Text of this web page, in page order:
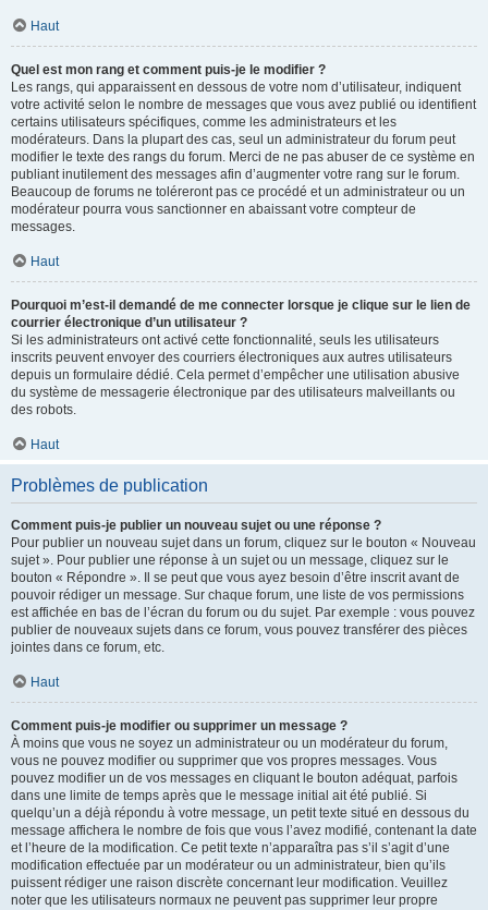
Haut
Quel est mon rang et comment puis-je le modifier ?
Les rangs, qui apparaissent en dessous de votre nom d’utilisateur, indiquent
votre activité selon le nombre de messages que vous avez publié ou identifient
certains utilisateurs spécifiques, comme les administrateurs et les
modérateurs. Dans la plupart des cas, seul un administrateur du forum peut
modifier le texte des rangs du forum. Merci de ne pas abuser de ce système en
publiant inutilement des messages afin d’augmenter votre rang sur le forum.
Beaucoup de forums ne toléreront pas ce procédé et un administrateur ou un
modérateur pourra vous sanctionner en abaissant votre compteur de
messages.
Haut
Pourquoi m’est-il demandé de me connecter lorsque je clique sur le lien de
courrier électronique d’un utilisateur ?
Si les administrateurs ont activé cette fonctionnalité, seuls les utilisateurs
inscrits peuvent envoyer des courriers électroniques aux autres utilisateurs
depuis un formulaire dédié. Cela permet d’empêcher une utilisation abusive
du système de messagerie électronique par des utilisateurs malveillants ou
des robots.
Haut
Problèmes de publication
Comment puis-je publier un nouveau sujet ou une réponse ?
Pour publier un nouveau sujet dans un forum, cliquez sur le bouton « Nouveau
sujet ». Pour publier une réponse à un sujet ou un message, cliquez sur le
bouton « Répondre ». Il se peut que vous ayez besoin d’être inscrit avant de
pouvoir rédiger un message. Sur chaque forum, une liste de vos permissions
est affichée en bas de l’écran du forum ou du sujet. Par exemple : vous pouvez
publier de nouveaux sujets dans ce forum, vous pouvez transférer des pièces
jointes dans ce forum, etc.
Haut
Comment puis-je modifier ou supprimer un message ?
À moins que vous ne soyez un administrateur ou un modérateur du forum,
vous ne pouvez modifier ou supprimer que vos propres messages. Vous
pouvez modifier un de vos messages en cliquant le bouton adéquat, parfois
dans une limite de temps après que le message initial ait été publié. Si
quelqu’un a déjà répondu à votre message, un petit texte situé en dessous du
message affichera le nombre de fois que vous l’avez modifié, contenant la date
et l’heure de la modification. Ce petit texte n’apparaîtra pas s’il s’agit d’une
modification effectuée par un modérateur ou un administrateur, bien qu’ils
puissent rédiger une raison discrète concernant leur modification. Veuillez
noter que les utilisateurs normaux ne peuvent pas supprimer leur propre